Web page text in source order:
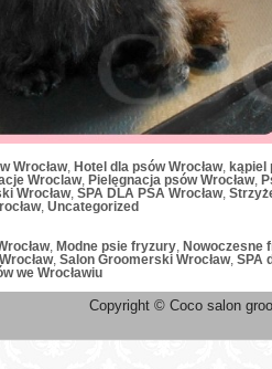
Wrocław, Hotel dla psów Wrocław, kąpiel
Wroclaw, Pielęgnacja psów Wrocław,
Wrocław, SPA DLA PSA Wrocław,
, Uncategorized
, Modne psie fryzury, Nowoczesne
, Salon Groomerski Wrocław, SPA
we Wrocławiu
Copyright © Coco salon